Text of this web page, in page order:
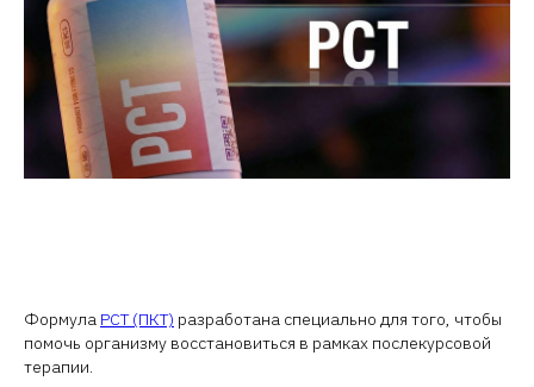
Формула PCT (ПКТ) разработана специально для того, чтобы
помочь организму восстановиться в рамках послекурсовой
терапии.